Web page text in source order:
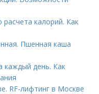
калорий. Как
Пшенная каша
каждый день. Как
RF-лифтинг в Москве